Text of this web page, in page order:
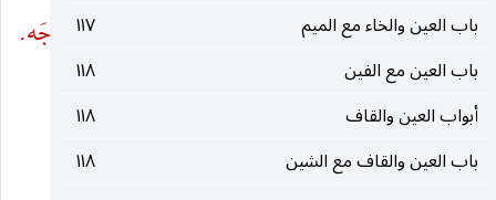
باب العين والخاء مع الميم
١١٧
باب العين مع الفين
١١٨
أبواب العين والقاف
١١٨
باب العين والقاف مع الشين
١١٨
عمرو عن أبيه :
الرجل ، إذا اشتكىعِناجَه.
والعِناج: وجع الصُّلب والمفاصل.
وقال ابن دريد : رجلٌ
: يتعرَّض للأمور.